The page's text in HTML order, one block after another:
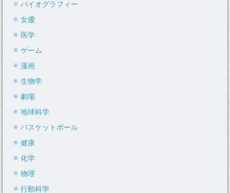
バイオグラフィー
女優
医学
ゲーム
漫画
生物学
劇場
地球科学
バスケットボール
健康
化学
物理
行動科学